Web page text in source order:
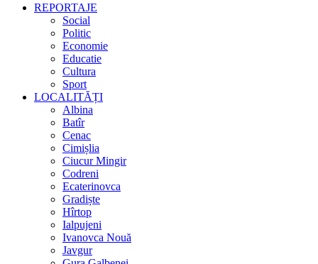
REPORTAJE
Social
Politic
Economie
Educatie
Cultura
Sport
LOCALITĂȚI
Albina
Batîr
Cenac
Cimișlia
Ciucur Mingir
Codreni
Ecaterinovca
Gradiște
Hîrtop
Ialpujeni
Ivanovca Nouă
Javgur